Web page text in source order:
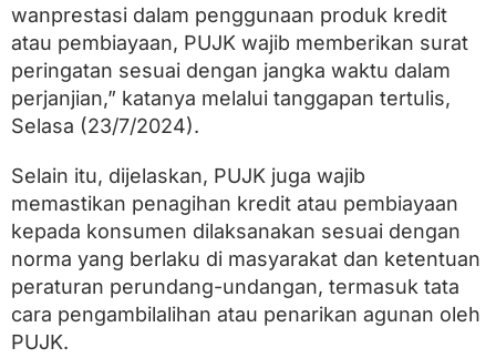
wanprestasi dalam penggunaan produk kredit
atau pembiayaan, PUJK wajib memberikan surat
peringatan sesuai dengan jangka waktu dalam
perjanjian,” katanya melalui tanggapan tertulis,
Selasa (23/7/2024).
Selain itu, dijelaskan, PUJK juga wajib
memastikan penagihan kredit atau pembiayaan
kepada konsumen dilaksanakan sesuai dengan
norma yang berlaku di masyarakat dan ketentuan
peraturan perundang-undangan, termasuk tata
cara pengambilalihan atau penarikan agunan oleh
PUJK.